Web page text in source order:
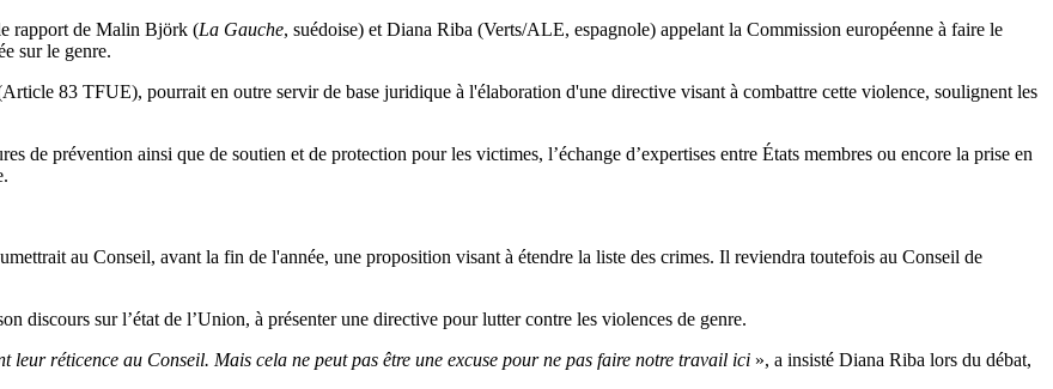
rapport de Malin Björk (La Gauche, suédoise) et Diana Riba (Verts/ALE, espagnole) appelant la Commission européenne à faire le
sur le genre.
83 TFUE), pourrait en outre servir de base juridique à l'élaboration d'une directive visant à combattre cette violence, soulignent les
de prévention ainsi que de soutien et de protection pour les victimes, l’échange d’expertises entre États membres ou encore la prise en
au Conseil, avant la fin de l'année, une proposition visant à étendre la liste des crimes. Il reviendra toutefois au Conseil de
discours sur l’état de l’Union, à présenter une directive pour lutter contre les violences de genre.
leur réticence au Conseil. Mais cela ne peut pas être une excuse pour ne pas faire notre travail ici », a insisté Diana Riba lors du débat,